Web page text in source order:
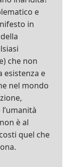
e
in
che non
esistenza e
nel mondo
è al
quel che